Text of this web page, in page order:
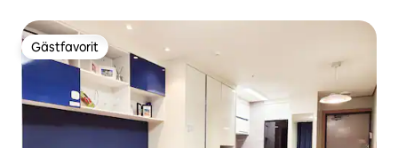
Gästfavorit
Gästfavorit